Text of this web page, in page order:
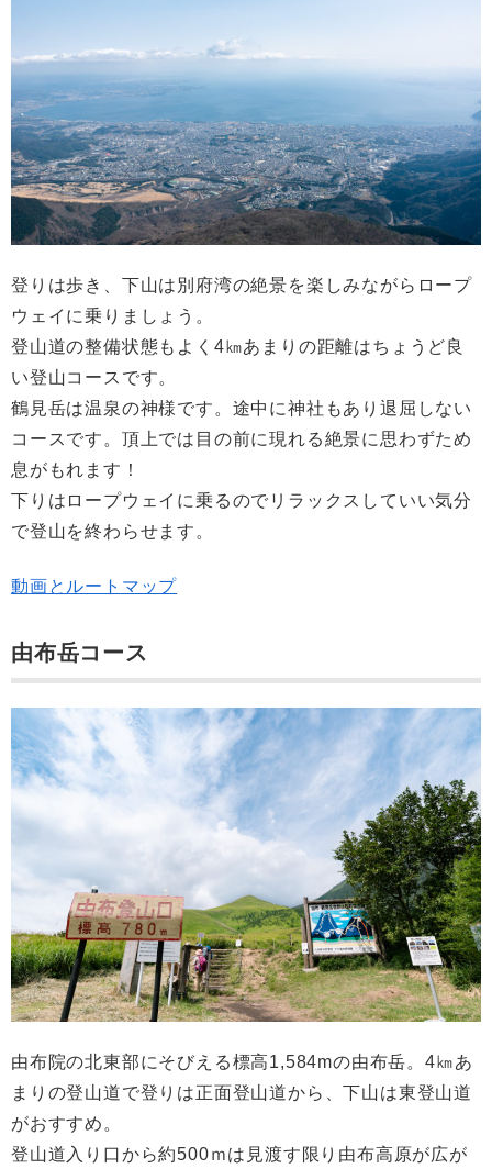
登りは歩き、下山は別府湾の絶景を楽しみながらロープ
ウェイに乗りましょう。
登山道の整備状態もよく4㎞あまりの距離はちょうど良
い登山コースです。
鶴見岳は温泉の神様です。途中に神社もあり退屈しない
コースです。頂上では目の前に現れる絶景に思わずため
息がもれます！
下りはロープウェイに乗るのでリラックスしていい気分
で登山を終わらせます。
動画とルートマップ
由布岳コース
由布院の北東部にそびえる標高1,584mの由布岳。4㎞あ
まりの登山道で登りは正面登山道から、下山は東登山道
がおすすめ。
登山道入り口から約500ｍは見渡す限り由布高原が広が